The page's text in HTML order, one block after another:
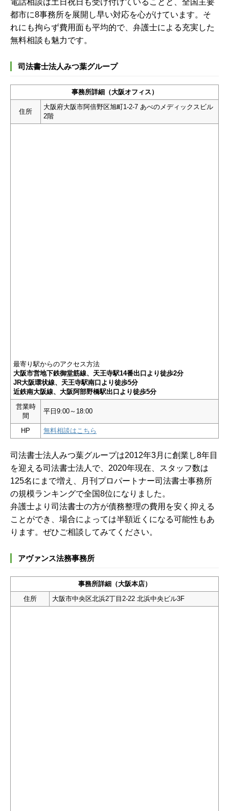
都市に8事務所を展開し早い対応を心がけています。そ
れにも拘らず費用面も平均的で、弁護士による充実した
無料相談も魅力です。
司法書士法人みつ葉グループ
事務所詳細（大阪オフィス）
住所
大阪府大阪市阿倍野区旭町1-2-7 あべのメディックスビル
2階
最寄り駅からのアクセス方法
大阪市営地下鉄御堂筋線、天王寺駅14番出口より徒歩2分
JR大阪環状線、天王寺駅南口より徒歩5分
近鉄南大阪線、大阪阿部野橋駅出口より徒歩5分
営業時
間
平日9:00～18:00
HP 無料相談はこちら
司法書士法人みつ葉グループは2012年3月に創業し8年目
を迎える司法書士法人で、2020年現在、スタッフ数は
125名にまで増え、月刊プロパートナー司法書士事務所
の規模ランキングで全国8位になりました。
弁護士より司法書士の方が債務整理の費用を安く抑える
ことができ、場合によっては半額近くになる可能性もあ
ります。ぜひご相談してみてください。
アヴァンス法務事務所
事務所詳細（大阪本店）
住所
大阪市中央区北浜2丁目2-22 北浜中央ビル3F